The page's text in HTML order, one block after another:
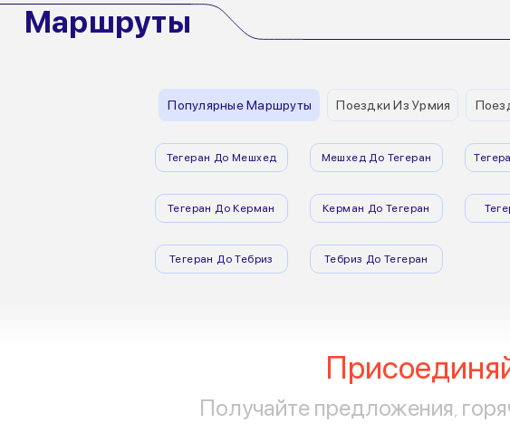
Маршруты
Популярные Маршруты Поездки Из Урмия
Тегеран До Мешхед Мешхед До Тегеран
Тегеран До Керман Керман До Тегеран
Тегеран До Тебриз Тебриз До Тегеран
Получайте предложения,